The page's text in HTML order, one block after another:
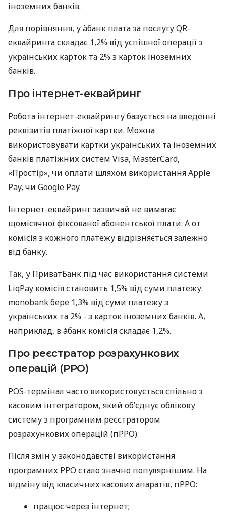
іноземних банків.
Для порівняння, у àбанк плата за послугу QR-
еквайринга складає 1,2% від успішної операції з
українських карток та 2% з карток іноземних
банків.
Про інтернет-еквайринг
Робота інтернет-еквайрингу базується на введенні
реквізитів платіжної картки. Можна
використовувати картки українських та іноземних
банків платіжних систем Visa, MasterCard,
«Простір», чи оплати шляхом використання Apple
Pay, чи Google Pay.
Інтернет-еквайринг зазвичай не вимагає
щомісячної фіксованої абонентської плати. А от
комісія з кожного платежу відрізняється залежно
від банку.
Так, у ПриватБанк під час використання системи
LiqPay комісія становить 1,5% від суми платежу.
monobank бере 1,3% від суми платежу з
українських та 2% - з карток іноземних банків. А,
наприклад, в àбанк комісія складає 1,2%.
Про реєстратор розрахункових
операцій (РРО)
POS-термінал часто використовується спільно з
касовим інтегратором, який об’єднує облікову
систему з програмним реєстратором
розрахункових операцій (пРРО).
Після змін у законодавстві використання
програмних РРО стало значно популярнішим. На
відміну від класичних касових апаратів, пРРО:
працює через інтернет;